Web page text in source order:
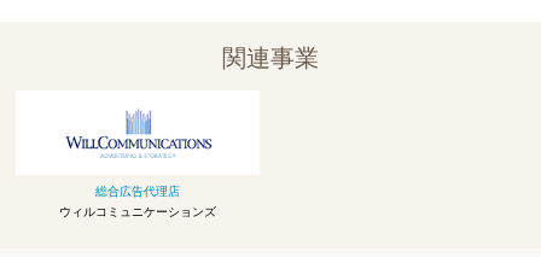
関連事業
総合広告代理店
ウィルコミュニケーションズ